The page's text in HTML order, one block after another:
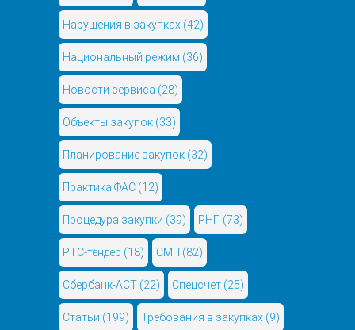
Нарушения в закупках (42)
Национальный режим (36)
Новости сервиса (28)
Объекты закупок (33)
Планирование закупок (32)
Практика ФАС (12)
Процедура закупки (39) РНП (73)
РТС-тендер (18) СМП (82)
Сбербанк-АСТ (22) Спецсчет (25)
Статьи (199) Требования в закупках (9)